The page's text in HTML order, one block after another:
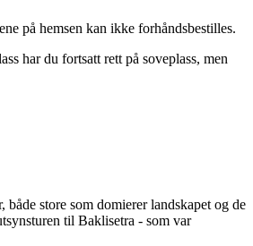
på hemsen kan ikke forhåndsbestilles.
har du fortsatt rett på soveplass, men
store som domierer landskapet og de
til Baklisetra - som var